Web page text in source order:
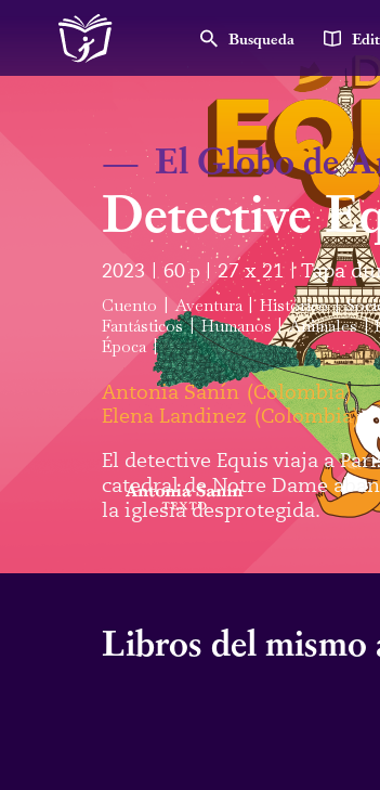
Busqueda
— El Globo de
Detective
2023 60p 27 x 21 | Tapa
Cuento Aventura Histórico |
Fantásticos | Humanos | Animales |
Época |
Antonia Sanín (Colombia)
Elena Landinez (Colombia)
El detective Equis viaja a
catedral de Notre Dame
la iglesia desprotegida.
Libros del